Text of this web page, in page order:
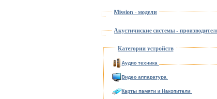
Mission - модели
Акустичиские системы -
Категории устройств
Аудио техника
Видео аппаратура
Карты памяти и Накопители